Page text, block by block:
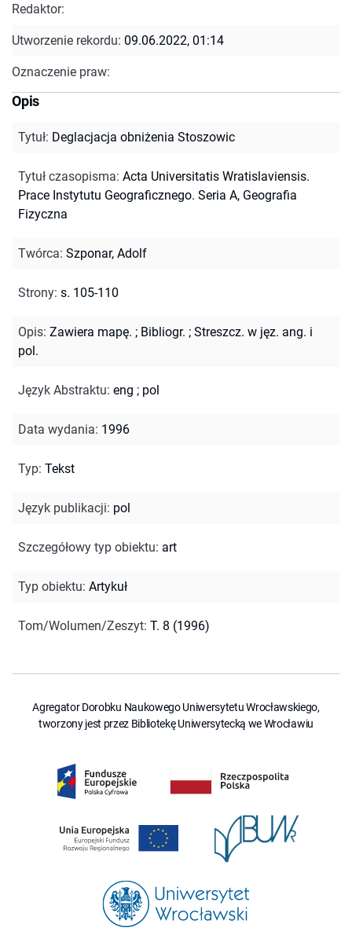
Redaktor:
Utworzenie rekordu: 09.06.2022, 01:14
Oznaczenie praw:
Opis
Tytuł: Deglacjacja obniżenia Stoszowic
Tytuł czasopisma: Acta Universitatis Wratislaviensis.
Prace Instytutu Geograficznego. Seria A, Geografia
Fizyczna
Twórca: Szponar, Adolf
Strony: s. 105-110
Opis: Zawiera mapę. ; Bibliogr. ; Streszcz. w jęz. ang. i
pol.
Język Abstraktu: eng ; pol
Data wydania: 1996
Typ: Tekst
Język publikacji: pol
Szczegółowy typ obiektu: art
Typ obiektu: Artykuł
Tom/Wolumen/Zeszyt: T. 8 (1996)
Agregator Dorobku Naukowego Uniwersytetu Wrocławskiego,
tworzony jest przez Bibliotekę Uniwersytecką we Wrocławiu